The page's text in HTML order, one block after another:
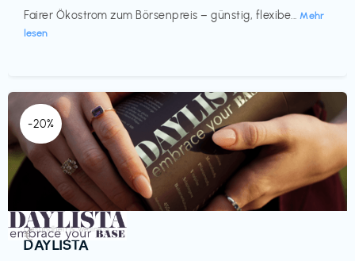
Fairer Ökostrom zum Börsenpreis – günstig, flexibe... Mehr
lesen
-20%
Gesundheit & Wellness
DAYLISTA
€‎